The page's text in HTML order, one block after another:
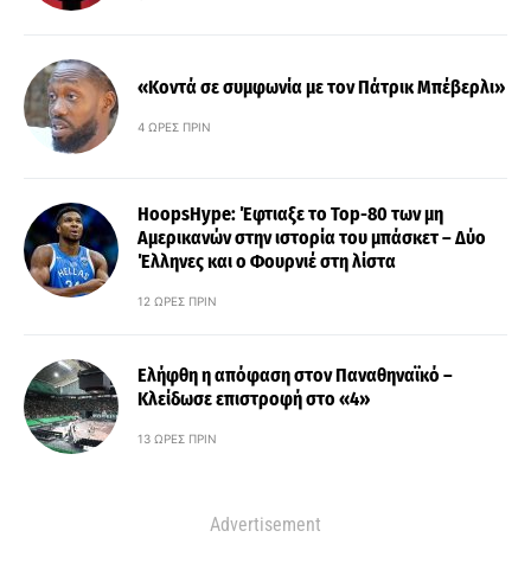
«Κοντά σε συμφωνία με τον Πάτρικ Μπέβερλι»
4 ΏΡΕΣ ΠΡΙΝ
HoopsHype: Έφτιαξε το Top-80 των μη
Αμερικανών στην ιστορία του μπάσκετ – Δύο
Έλληνες και ο Φουρνιέ στη λίστα
12 ΏΡΕΣ ΠΡΙΝ
Ελήφθη η απόφαση στον Παναθηναϊκό –
Κλείδωσε επιστροφή στο «4»
13 ΏΡΕΣ ΠΡΙΝ
Advertisement